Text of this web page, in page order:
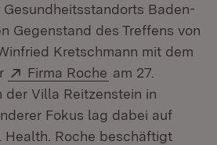
Baden-
Gegenstand des Treffens von
Kretschmann mit dem
Extern:
Firma Roche (Öffnet in
am 27.
der Villa Reitzenstein in
Fokus lag dabei auf
Health. Roche beschäftigt